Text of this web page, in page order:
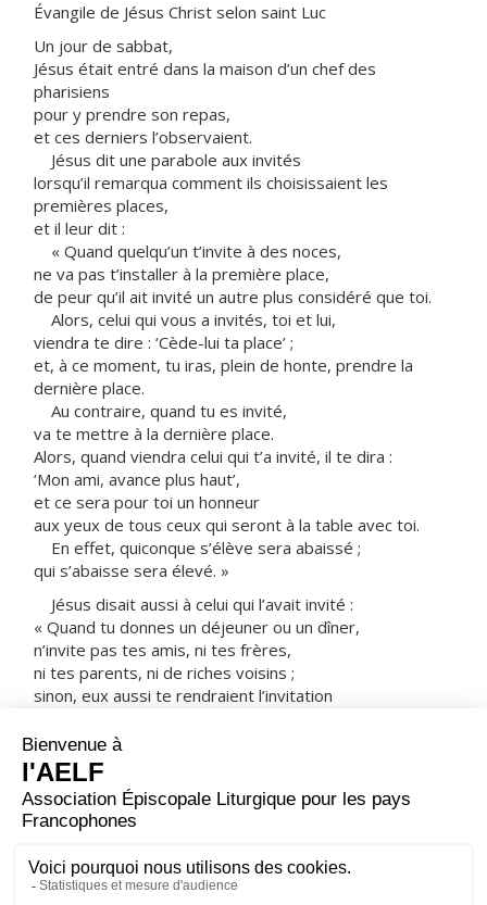
Évangile de Jésus Christ selon saint Luc
Un jour de sabbat,
Jésus était entré dans la maison d’un chef des
pharisiens
pour y prendre son repas,
et ces derniers l’observaient.
Jésus dit une parabole aux invités
lorsqu’il remarqua comment ils choisissaient les
premières places,
et il leur dit :
« Quand quelqu’un t’invite à des noces,
ne va pas t’installer à la première place,
de peur qu’il ait invité un autre plus considéré que toi.
Alors, celui qui vous a invités, toi et lui,
viendra te dire : ‘Cède-lui ta place’ ;
et, à ce moment, tu iras, plein de honte, prendre la
dernière place.
Au contraire, quand tu es invité,
va te mettre à la dernière place.
Alors, quand viendra celui qui t’a invité, il te dira :
‘Mon ami, avance plus haut’,
et ce sera pour toi un honneur
aux yeux de tous ceux qui seront à la table avec toi.
En effet, quiconque s’élève sera abaissé ;
qui s’abaisse sera élevé. »
Jésus disait aussi à celui qui l’avait invité :
« Quand tu donnes un déjeuner ou un dîner,
n’invite pas tes amis, ni tes frères,
ni tes parents, ni de riches voisins ;
sinon, eux aussi te rendraient l’invitation
Au contraire, quand tu donnes une réception,
invite des pauvres, des estropiés,
des boiteux, des aveugles ;
heureux seras-tu,
parce qu’ils n’ont rien à te donner en retour :
cela te sera rendu à la résurrection des justes. »
– Acclamons la Parole de Dieu.